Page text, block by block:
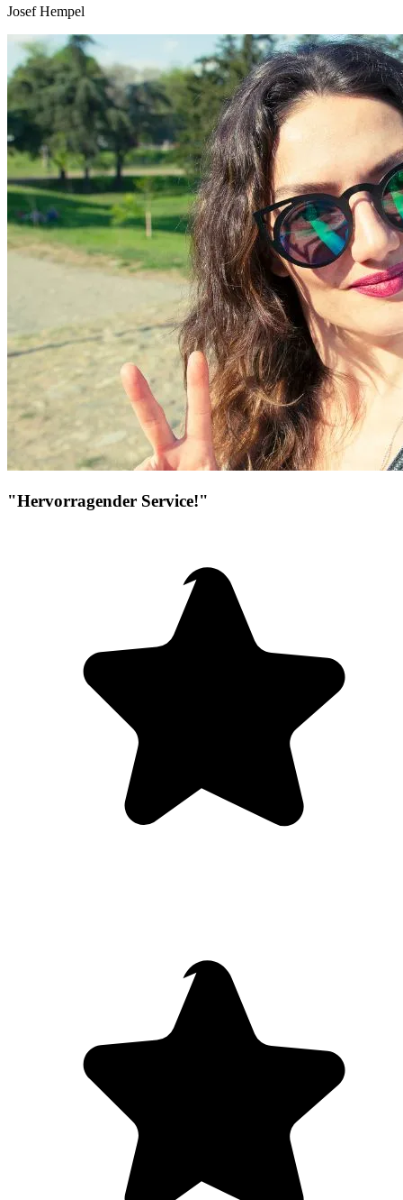
Josef Hempel
"Hervorragender Service!"